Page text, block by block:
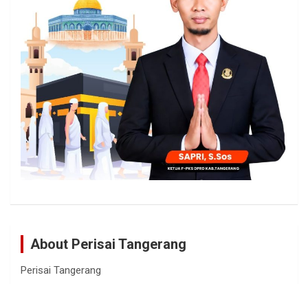
About Perisai Tangerang
Perisai Tangerang